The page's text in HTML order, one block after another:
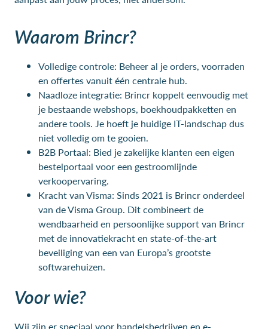
Waarom Brincr?
Volledige controle: Beheer al je orders, voorraden
en offertes vanuit één centrale hub.
Naadloze integratie: Brincr koppelt eenvoudig met
je bestaande webshops, boekhoudpakketten en
andere tools. Je hoeft je huidige IT-landschap dus
niet volledig om te gooien.
B2B Portaal: Bied je zakelijke klanten een eigen
bestelportaal voor een gestroomlijnde
verkoopervaring.
Kracht van Visma: Sinds 2021 is Brincr onderdeel
van de Visma Group. Dit combineert de
wendbaarheid en persoonlijke support van Brincr
met de innovatiekracht en state-of-the-art
beveiliging van een van Europa’s grootste
softwarehuizen.
Voor wie?